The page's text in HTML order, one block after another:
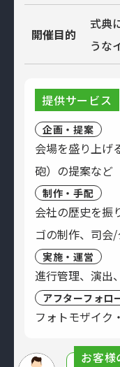
開催目的
式典
うな
提供サービス
企画・提案
会場を盛り上げ
砲）の提案など
制作・手配
会社の歴史を振
ゴの制作、司会
実施・運営
進行管理、演出
アフターフォロ
フォトモザイク
お客様